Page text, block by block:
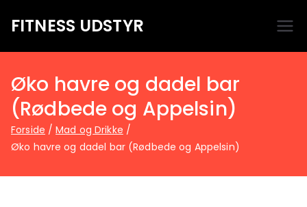
FITNESS UDSTYR
Øko havre og dadel bar
(Rødbede og Appelsin)
Forside
Mad og Drikke
Øko havre og dadel bar (Rødbede og Appelsin)